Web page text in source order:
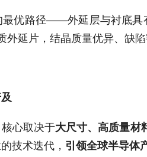
最优路径——外延层与衬底具
外延片，结晶质量优异、缺
心取决于大尺寸、高质量材
技术迭代， 引领全球半导体